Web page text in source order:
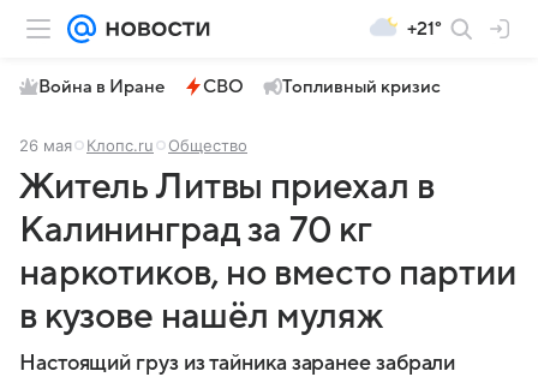
+21°
Война в Иране СВО Топливный кризис
26 мая Клопс.ru Общество
Житель Литвы приехал в
Калининград за 70 кг
наркотиков, но вместо партии
в кузове нашёл муляж
Настоящий груз из тайника заранее забрали